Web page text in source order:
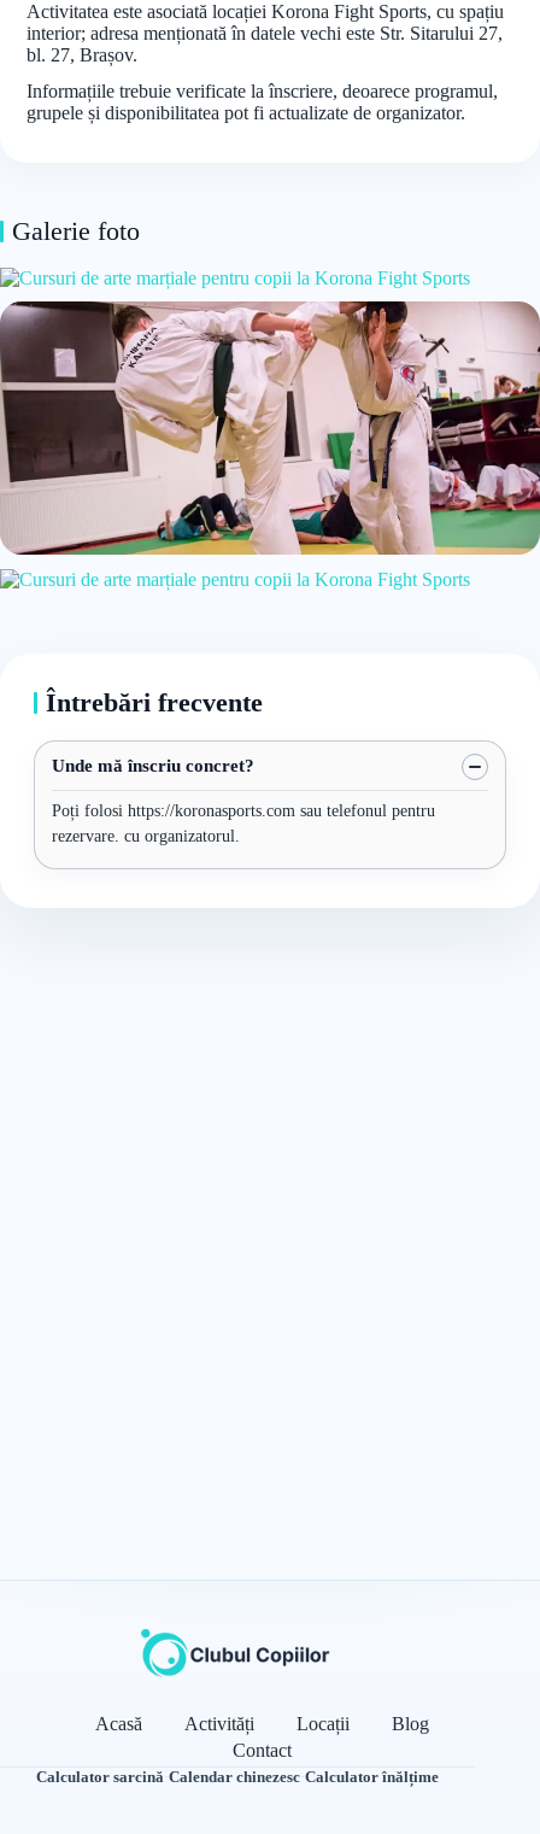
Activitatea este asociată locației Korona Fight Sports, cu spațiu
interior; adresa menționată în datele vechi este Str. Sitarului 27,
bl. 27, Brașov.
Informațiile trebuie verificate la înscriere, deoarece programul,
grupele și disponibilitatea pot fi actualizate de organizator.
Galerie foto
Întrebări frecvente
Unde mă înscriu concret?
Poți folosi https://koronasports.com sau telefonul pentru
rezervare. cu organizatorul.
Acasă Activități Locații
Blog
Contact
Calculator sarcină·Calendar chinezesc·Calculator înălțime